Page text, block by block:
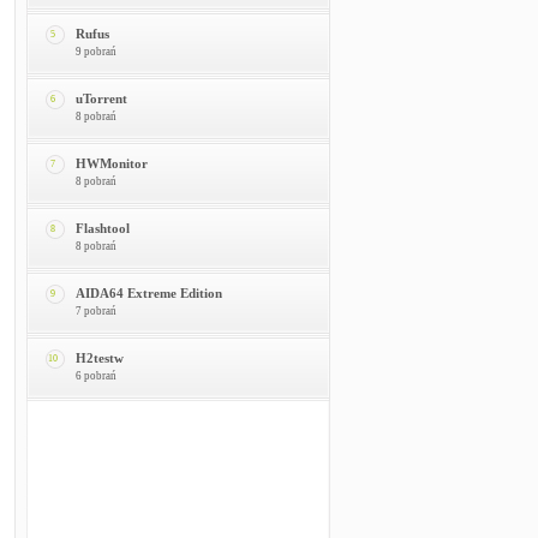
5 Rufus
9 pobrań
6 uTorrent
8 pobrań
7 HWMonitor
8 pobrań
8 Flashtool
8 pobrań
9 AIDA64 Extreme Edition
7 pobrań
10 H2testw
6 pobrań